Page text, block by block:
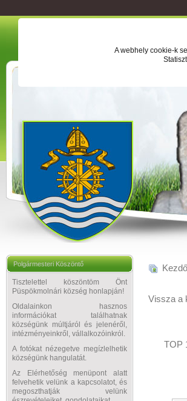
A webhely cookie-k
Polgármesteri Köszöntő
Tisztelettel köszöntöm Önt
Püspökmolnári község honlapján!
Oldalainkon hasznos
információkat találhatnak
községünk múltjáról és jelenéről,
intézményeinkről, vállalkozóinkról.
A fotókat nézegetve megízlelhetik
községünk hangulatát.
Az Elérhetőség menüpont alatt
felvehetik velünk a kapcsolatot, és
megoszthatják velünk
Vissza a
TOP